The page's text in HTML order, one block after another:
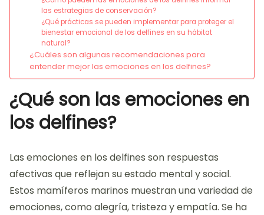
las estrategias de conservación?
¿Qué prácticas se pueden implementar para proteger el
bienestar emocional de los delfines en su hábitat
natural?
¿Cuáles son algunas recomendaciones para
entender mejor las emociones en los delfines?
¿Qué son las emociones en
los delfines?
Las emociones en los delfines son respuestas
afectivas que reflejan su estado mental y social.
Estos mamíferos marinos muestran una variedad de
emociones, como alegría, tristeza y empatía. Se ha